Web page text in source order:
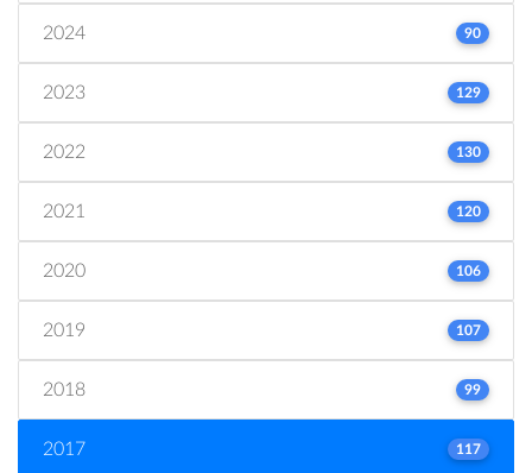
2024 90
2023 129
2022 130
2021 120
2020 106
2019 107
2018 99
2017 117